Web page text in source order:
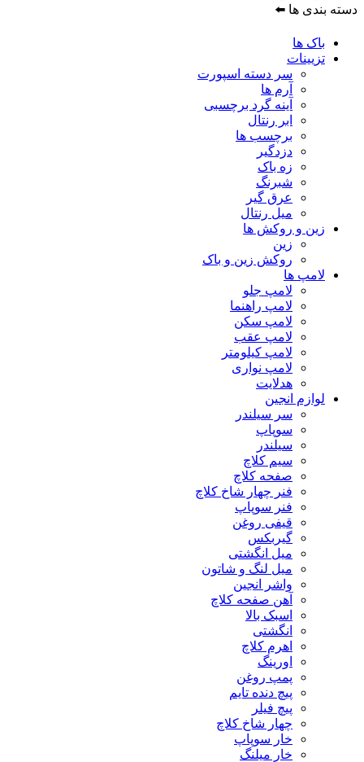
دسته بندی ها ⬅️
باک ها
تزیینات
سر دسته اسپورت
آرم ها
آینه گرد برچسبی
ابر رنتال
برچسب ها
دزدگیر
زه باک
شبرنگ
عرق گیر
میل رنتال
زین و روکش ها
زین
روکش زین و باک
لامپ ها
لامپ جلو
لامپ راهنما
لامپ سکن
لامپ عقب
لامپ کیلومتر
لامپ نواری
هدلایت
لوازم انجین
سر سیلندر
سوپاپ
سیلندر
سیم کلاچ
صفحه کلاچ
فنر چهار شاخ کلاچ
فنر سوپاپ
قیفی روغن
گیربکس
میل انگشتی
میل لنگ و شاتون
واشر انجین
آهن صفحه کلاچ
اسبک بالا
انگشتی
اهرم کلاچ
اورینگ
پمپ روغن
پیچ دنده تایم
پیچ فیلر
چهار شاخ کلاچ
خار سوپاپ
خار میلنگ